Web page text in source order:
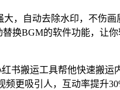
，自动去除水印，不伤
换BGM的软件功能，让你
书搬运工具帮他快速搬运
更吸引人，互动率提升